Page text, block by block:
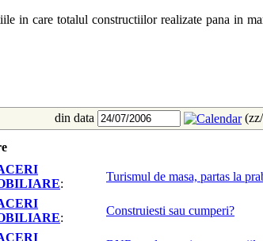
in care totalul constructiilor realizate pana in
din data (zz/
:
Turismul de masa, partas la
:
Construiesti sau cumperi?